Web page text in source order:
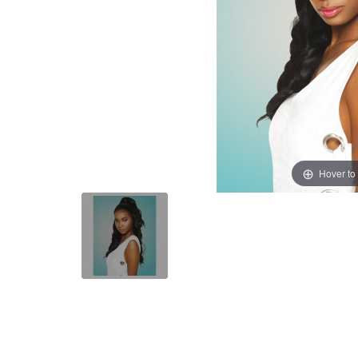
Hover